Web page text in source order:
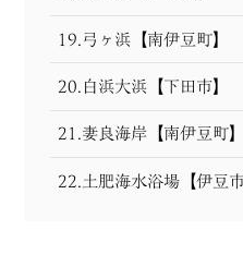
19.弓ヶ浜【南伊豆町】
20.白浜大浜【下田市】
21.妻良海岸【南伊豆町】
22.土肥海水浴場【伊豆市